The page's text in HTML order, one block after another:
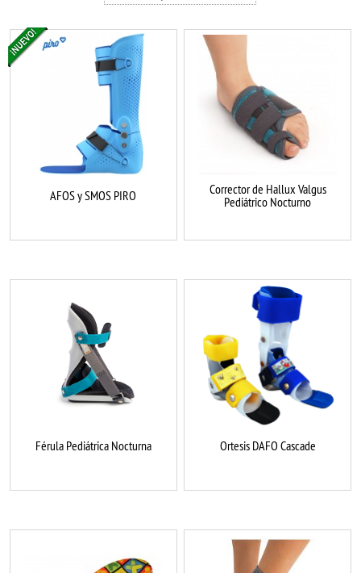
AFOS y SMOS PIRO
Corrector de Hallux Valgus
Pediátrico Nocturno
Férula Pediátrica Nocturna Ortesis DAFO Cascade